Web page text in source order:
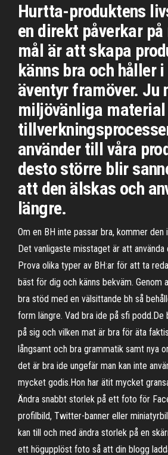
Hurtta-produktens
en direkt påverkar
mål är att skapa
känns bra och håller
äventyr framöver. Ju
miljövänliga material
använder till våra
desto större blir
att den älskas och
längre.
Om en BH inte passar bra, kommer den
Det vanligaste misstaget är att
Prova olika typer av BH:ar för att ta
bäst för dig och känns bekväm. Genom
bra stöd med en välsittande bh så
form längre. Vad bra ide på sfi
på sig och vilken mat är bra för äta
långsamt och bra grammatik samt nya
det är bra ide ungefär man kan inte
mycket godis.Hon har ätit mycket
Ändra snabbt storlek på ett foto för
profilbild, Twitter-banner eller
kan till och med ändra storlek på en
ett högupplöst foto så att din blogg